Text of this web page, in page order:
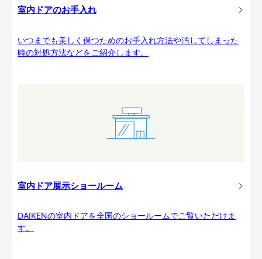
室内ドアのお手入れ
いつまでも美しく保つためのお手入れ方法や汚してしまった
時の対処方法などをご紹介します。
室内ドア展示ショールーム
DAIKENの室内ドアを全国のショールームでご覧いただけま
す。